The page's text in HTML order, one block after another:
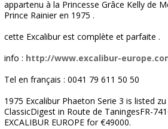
appartenu à la Princesse Grâce Kelly de
Prince Rainier en 1975 .
cette Excalibur est complète et parfaite .
info : http://www.excalibur-
Tel en français : 0041 79 611 50 50
1975 Excalibur Phaeton Serie 3 is listed
ClassicDigest in Route de TaningesFR-
EXCALIBUR EUROPE for €49000.